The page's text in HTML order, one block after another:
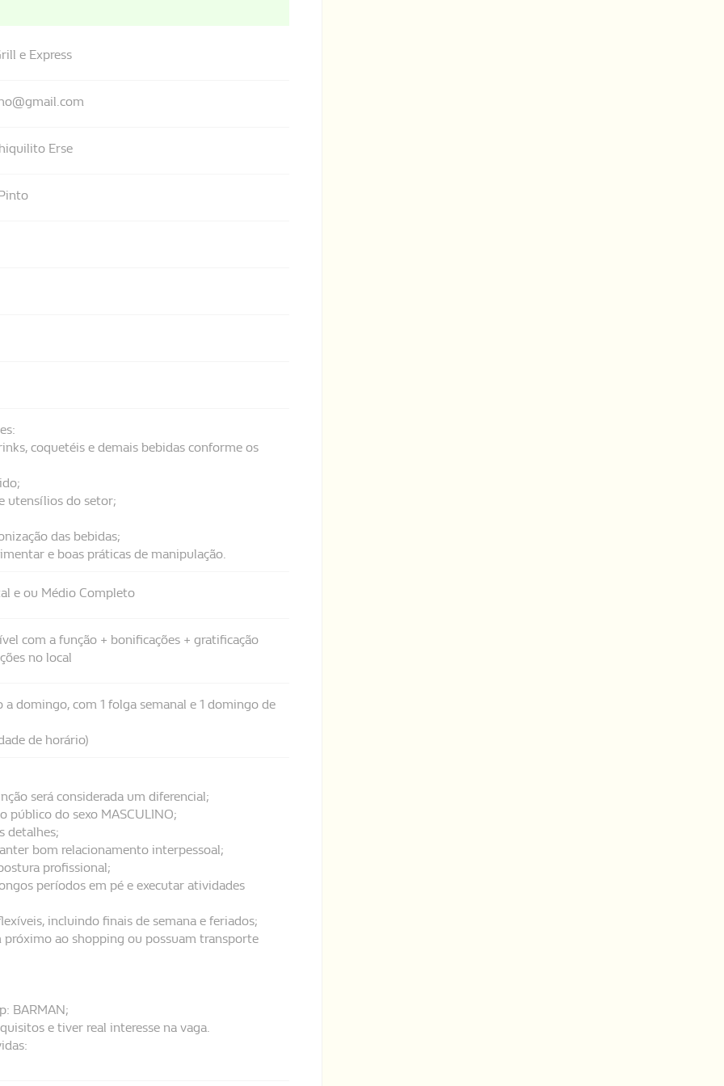
e Express
Erse
coquetéis e demais bebidas conforme os
utensílios do setor;
das bebidas;
e boas práticas de manipulação.
e ou Médio Completo
com a função + bonificações + gratificação
no local
a domingo, com 1 folga semanal e 1 domingo de
de horário)
será considerada um diferencial;
público do sexo MASCULINO;
detalhes;
bom relacionamento interpessoal;
profissional;
períodos em pé e executar atividades
incluindo finais de semana e feriados;
próximo ao shopping ou possuam transporte
BARMAN;
e tiver real interesse na vaga.